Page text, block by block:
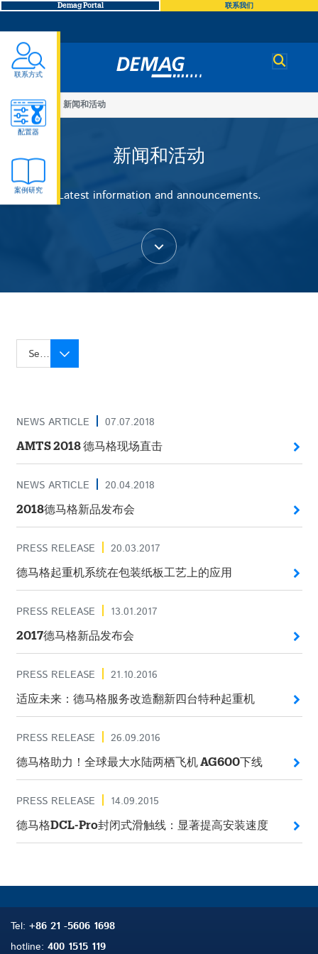
Demag Portal 联系我们
Demag
You
are
here
公司 新闻和活动
联系方式
配置器
案例研究
新
闻
和
新闻和活动
Latest information and announcements.
Select year
NEWS ARTICLE 07.07.2018
AMTS 2018 德马格现场直击
NEWS ARTICLE 20.04.2018
2018德马格新品发布会
PRESS RELEASE 20.03.2017
德马格起重机系统在包装纸板工艺上的应用
PRESS RELEASE 13.01.2017
2017德马格新品发布会
PRESS RELEASE 21.10.2016
适应未来：德马格服务改造翻新四台特种起重机
PRESS RELEASE 26.09.2016
德马格助力！全球最大水陆两栖飞机 AG600下线
PRESS RELEASE 14.09.2015
德马格DCL-Pro封闭式滑触线：显著提高安装速度
Tel: +86 21 -5606 1698
hotline: 400 1515 119